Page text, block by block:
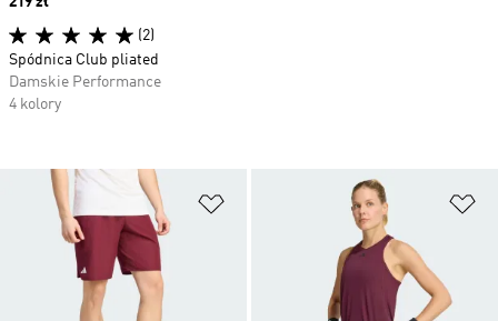
Dodaj do listy życzeń
(2)
Spódnica Club pliated
Damskie Performance
4 kolory